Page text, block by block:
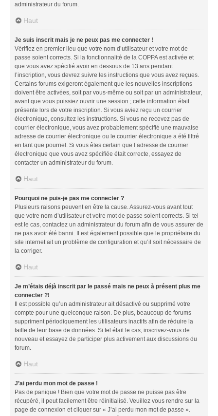
administrateur du forum.
Haut
Je suis inscrit mais je ne peux pas me connecter !
Vérifiez en premier lieu que votre nom d’utilisateur et votre mot de
passe soient corrects. Si la fonctionnalité de la COPPA est activée et
que vous avez spécifié avoir en dessous de 13 ans pendant
l’inscription, vous devrez suivre les instructions que vous avez reçues.
Certains forums exigeront également que les nouvelles inscriptions
doivent être activées, soit par vous-même ou soit par un administrateur,
avant que vous puissiez ouvrir une session ; cette information était
présente lors de votre inscription. Si vous aviez reçu un courrier
électronique, consultez les instructions. Si vous ne recevez pas de
courrier électronique, vous avez probablement spécifié une mauvaise
adresse de courrier électronique ou le courrier électronique a été filtré
en tant que pourriel. Si vous êtes certain que l’adresse de courrier
électronique que vous avez spécifiée était correcte, essayez de
contacter un administrateur du forum.
Haut
Pourquoi ne puis-je pas me connecter ?
Plusieurs raisons peuvent en être la cause. Assurez-vous avant tout
que votre nom d’utilisateur et votre mot de passe soient corrects. Si tel
est le cas, contactez un administrateur du forum afin de vous assurer de
ne pas avoir été banni. Il est également possible que le propriétaire du
site internet ait un problème de configuration et qu’il soit nécessaire de
la corriger.
Haut
Je m’étais déjà inscrit par le passé mais ne peux à présent plus me
connecter ?!
Il est possible qu’un administrateur ait désactivé ou supprimé votre
compte pour une quelconque raison. De plus, beaucoup de forums
suppriment périodiquement les utilisateurs inactifs afin de réduire la
taille de leur base de données. Si tel était le cas, inscrivez-vous de
nouveau et essayez de participer plus activement aux discussions du
forum.
Haut
J’ai perdu mon mot de passe !
Pas de panique ! Bien que votre mot de passe ne puisse pas être
récupéré, il peut facilement être réinitialisé. Veuillez vous rendre sur la
page de connexion et cliquer sur « J’ai perdu mon mot de passe ».